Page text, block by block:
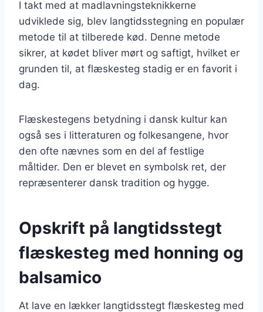
I takt med at madlavningsteknikkerne
udviklede sig, blev langtidsstegning en populær
metode til at tilberede kød. Denne metode
sikrer, at kødet bliver mørt og saftigt, hvilket er
grunden til, at flæskesteg stadig er en favorit i
dag.
Flæskestegens betydning i dansk kultur kan
også ses i litteraturen og folkesangene, hvor
den ofte nævnes som en del af festlige
måltider. Den er blevet en symbolsk ret, der
repræsenterer dansk tradition og hygge.
Opskrift på langtidsstegt
flæskesteg med honning og
balsamico
At lave en lækker langtidsstegt flæskesteg med